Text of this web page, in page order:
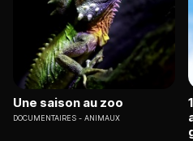
Une saison au zoo
DOCUMENTAIRES ANIMAUX